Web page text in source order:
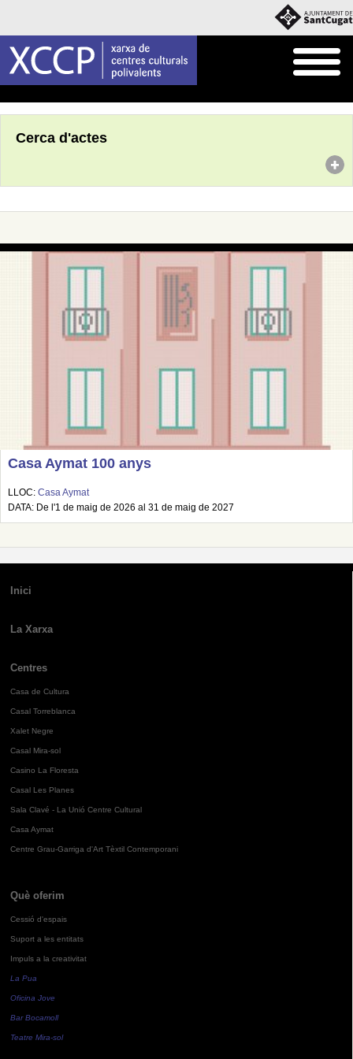
Cerca d'actes
Casa Aymat 100 anys
LLOC: Casa Aymat
DATA: De l'1 de maig de 2026 al 31 de maig de 2027
Inici
La Xarxa
Centres
Casa de Cultura
Casal Torreblanca
Xalet Negre
Casal Mira-sol
Casino La Floresta
Casal Les Planes
Sala Clavé - La Unió Centre Cultural
Casa Aymat
Centre Grau-Garriga d'Art Tèxtil Contemporani
Què oferim
Cessió d'espais
Suport a les entitats
Impuls a la creativitat
La Pua
Oficina Jove
Bar Bocamoll
Teatre Mira-sol